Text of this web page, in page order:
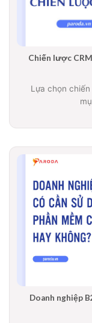
Chiến lược
Lựa chọn
Doanh nghiệp